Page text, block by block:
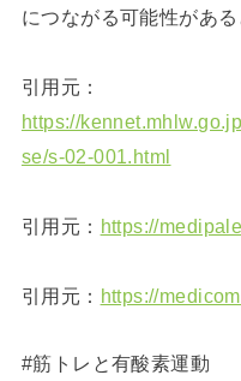
につながる可能性があ
引用元：
https://
se/s-02-001.html
引用元： https://
引用元： https://
#筋トレと有酸素運動